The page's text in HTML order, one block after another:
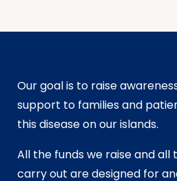
Our goal is to raise
support to families and
this disease on our islands.
All the funds we raise and
carry out are designed for